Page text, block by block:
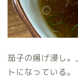
茄子の揚げ浸し
トになっている。